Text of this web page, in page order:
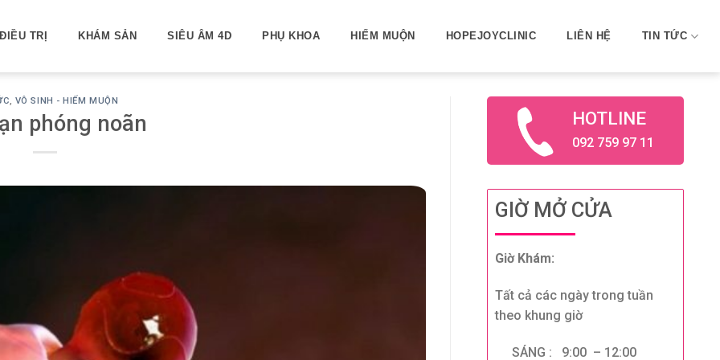
TRỊ KHÁM SẢN SIÊU ÂM 4D PHỤ KHOA HIẾM MUỘN HOPEJOYCLINIC LIÊN HỆ TIN TỨC
, VÔ SINH - HIẾM MUỘN
phóng noãn HOTLINE
092 759 97 11
GIỜ MỞ CỬA
Giờ Khám:
Tất cả các ngày trong tuần
theo khung giờ
SÁNG : 9:00 – 12:00